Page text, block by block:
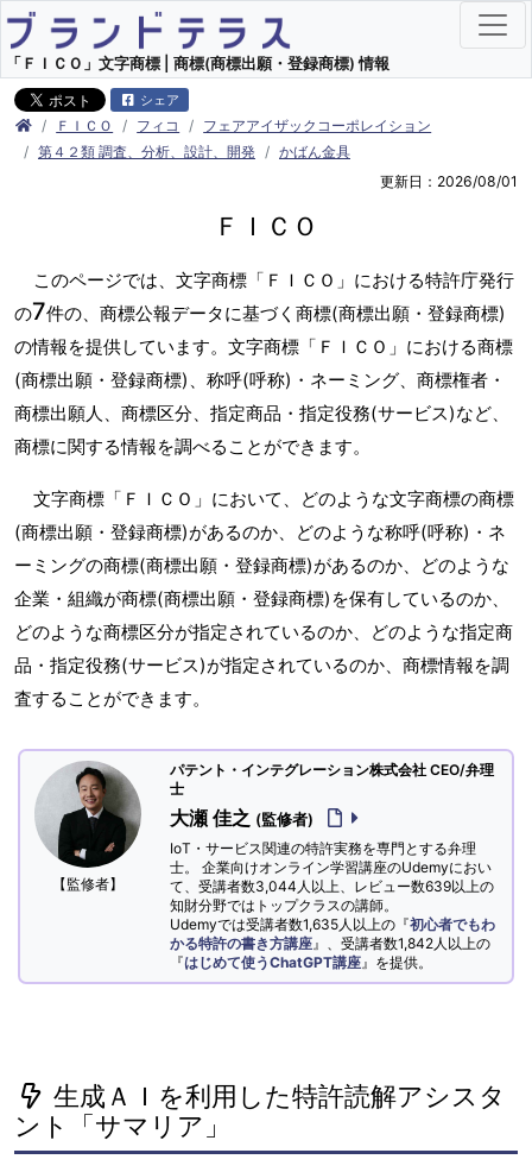
「ＦＩＣＯ」文字商標 | 商標(商標出願・登録商標) 情報
シェア
ＦＩＣＯ フィコ
フェアアイザックコーポレイション
第４２類 調査、分析、設計、開発
かばん金具
更新日：2026/08/01
ＦＩＣＯ
このページでは、文字商標「ＦＩＣＯ」における特許庁発行
の7件の、商標公報データに基づく商標(商標出願・登録商標)
の情報を提供しています。文字商標「ＦＩＣＯ」における商標
(商標出願・登録商標)、称呼(呼称)・ネーミング、商標権者・
商標出願人、商標区分、指定商品・指定役務(サービス)など、
商標に関する情報を調べることができます。
文字商標「ＦＩＣＯ」において、どのような文字商標の商標
(商標出願・登録商標)があるのか、どのような称呼(呼称)・ネ
ーミングの商標(商標出願・登録商標)があるのか、どのような
企業・組織が商標(商標出願・登録商標)を保有しているのか、
どのような商標区分が指定されているのか、どのような指定商
品・指定役務(サービス)が指定されているのか、商標情報を調
査することができます。
【監修者】
パテント・インテグレーション株式会社 CEO/弁理
士
大瀬 佳之 (監修者)
IoT・サービス関連の特許実務を専門とする弁理
士。 企業向けオンライン学習講座のUdemyにおい
て、受講者数3,044人以上、レビュー数639以上の
知財分野ではトップクラスの講師。
Udemyでは受講者数1,635人以上の『初心者でもわ
かる特許の書き方講座 』、受講者数1,842人以上の
『はじめて使うChatGPT講座 』を提供。
生成ＡＩを利用した特許読解アシスタ
ント「サマリア」